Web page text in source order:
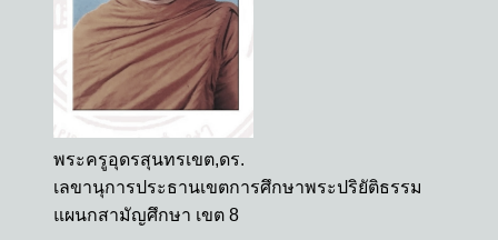
พระครูอุดรสุนทรเขต,ดร.
เลขานุการประธานเขตการศึกษาพระปริยัติธรรม
แผนกสามัญศึกษา เขต 8